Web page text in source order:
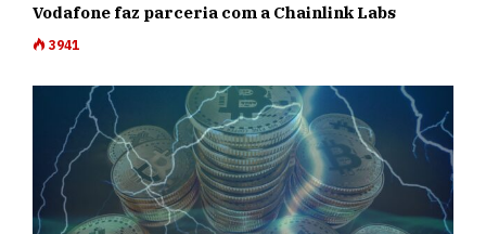
Vodafone faz parceria com a Chainlink Labs
3941